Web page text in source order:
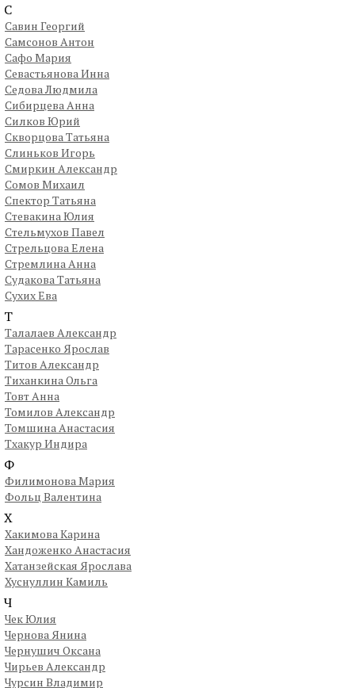
С
Савин Георгий
Самсонов Антон
Сафо Мария
Севастьянова Инна
Седова Людмила
Сибирцева Анна
Силков Юрий
Скворцова Татьяна
Слиньков Игорь
Смиркин Александр
Сомов Михаил
Спектор Татьяна
Стевакина Юлия
Стельмухов Павел
Стрельцова Елена
Стремлина Анна
Судакова Татьяна
Сухих Ева
Т
Талалаев Александр
Тарасенко Ярослав
Титов Александр
Тиханкина Ольга
Товт Анна
Томилов Александр
Томшина Анастасия
Тхакур Индира
Ф
Филимонова Мария
Фольц Валентина
Х
Хакимова Карина
Хандоженко Анастасия
Хатанзейская Ярослава
Хуснуллин Камиль
Ч
Чек Юлия
Чернова Янина
Чернушич Оксана
Чирьев Александр
Чурсин Владимир